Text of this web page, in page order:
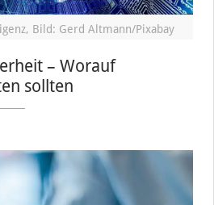
Bild: Gerd Altmann/Pixabay
– Worauf
sollten